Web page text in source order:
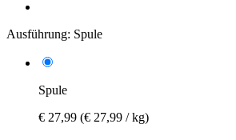
Ausführung: Spule
Spule
€ 27,99 (€ 27,99 / kg)